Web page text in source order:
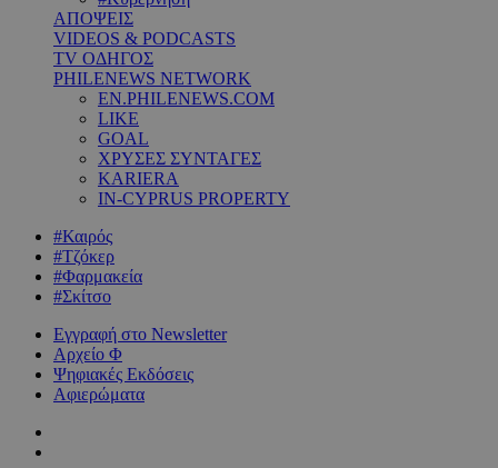
ΑΠΟΨΕΙΣ
VIDEOS & PODCASTS
TV ΟΔΗΓΟΣ
PHILENEWS NETWORK
EN.PHILENEWS.COM
LIKE
GOAL
ΧΡΥΣΕΣ ΣΥΝΤΑΓΕΣ
KARIERA
IN-CYPRUS PROPERTY
#Καιρός
#Τζόκερ
#Φαρμακεία
#Σκίτσο
Εγγραφή στο Newsletter
Αρχείο Φ
Ψηφιακές Εκδόσεις
Αφιερώματα